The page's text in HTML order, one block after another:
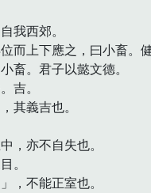
我西郊。
位而上下應之，曰小畜
畜。君子以懿文德。
吉。
其義吉也。
，亦不自失也。
。
，不能正室也。